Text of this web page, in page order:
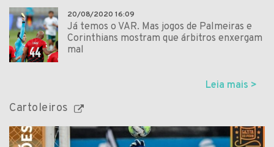
20/08/2020 16:09
Já temos o VAR. Mas jogos de Palmeiras e
Corinthians mostram que árbitros enxergam
mal
Leia mais >
Cartoleiros